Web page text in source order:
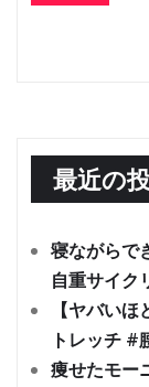
最近の
寝ながらで
自重サイク
【ヤバい
トレッチ #
痩せたモー